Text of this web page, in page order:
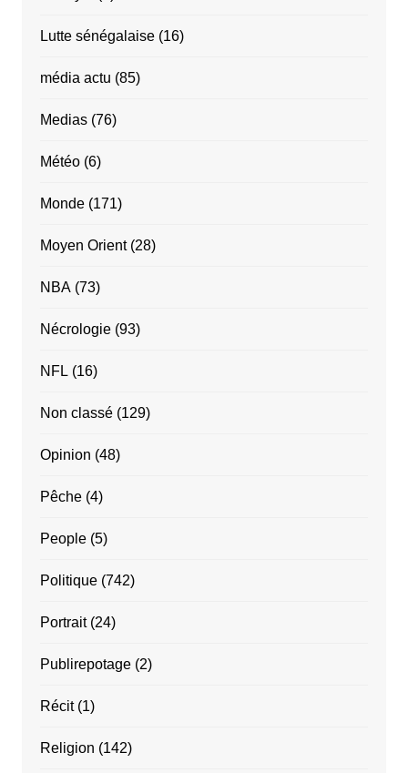
Lutte sénégalaise(16)
média actu (85)
Medias(76)
Météo(6)
Monde(171)
Moyen Orient(28)
NBA(73)
Nécrologie(93)
NFL (16)
Non classé(129)
Opinion (48)
Pêche(4)
People(5)
Politique(742)
Portrait(24)
Publirepotage(2)
Récit(1)
Religion (142)